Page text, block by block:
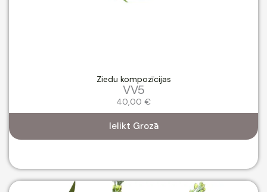
Ziedu kompozīcijas
VV5
40,00 €
Ielikt Grozā